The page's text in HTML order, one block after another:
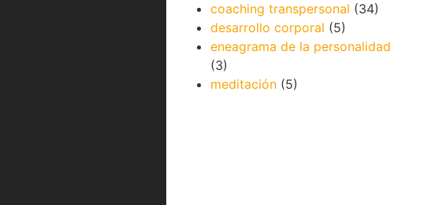
coaching transpersonal (34)
desarrollo corporal (5)
eneagrama de la personalidad
(3)
meditación (5)